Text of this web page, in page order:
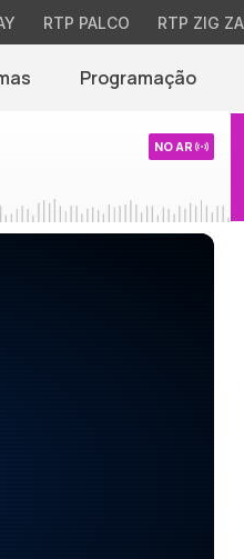
RTP PALCO RTP ZIG
Programação
NO AR